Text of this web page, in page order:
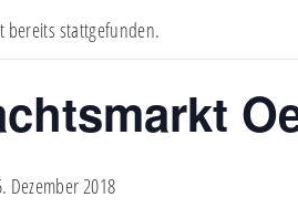
bereits stattgefunden.
Dezember 2018